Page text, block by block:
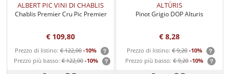
ALBERT PIC VINI DI CHABLIS
Chablis Premier Cru Pic Premier
€ 109,80
Prezzo di listino:€ 122,00 -10%
Prezzo più basso:€ 122,00 -10%
ALTÙRIS
Pinot Grigio DOP Alturis
€ 8,28
Prezzo di listino:€ 9,20 -10%
Prezzo più basso:€ 9,20 -10%